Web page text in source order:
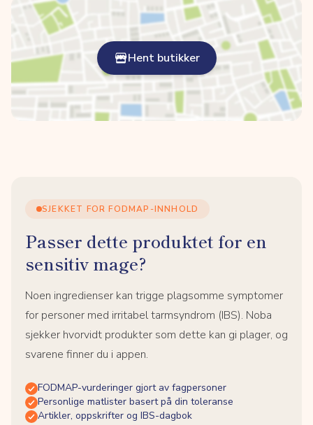
Hent butikker
SJEKKET FOR FODMAP-INNHOLD
Passer dette produktet for en
sensitiv mage?
Noen ingredienser kan trigge plagsomme symptomer
for personer med irritabel tarmsyndrom (IBS). Noba
sjekker hvorvidt produkter som dette kan gi plager, og
svarene finner du i appen.
FODMAP-vurderinger gjort av fagpersoner
Personlige matlister basert på din toleranse
Artikler, oppskrifter og IBS-dagbok